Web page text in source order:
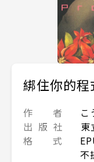
綁住你的程
作 者
こ
出 版 社
東
格 式
不